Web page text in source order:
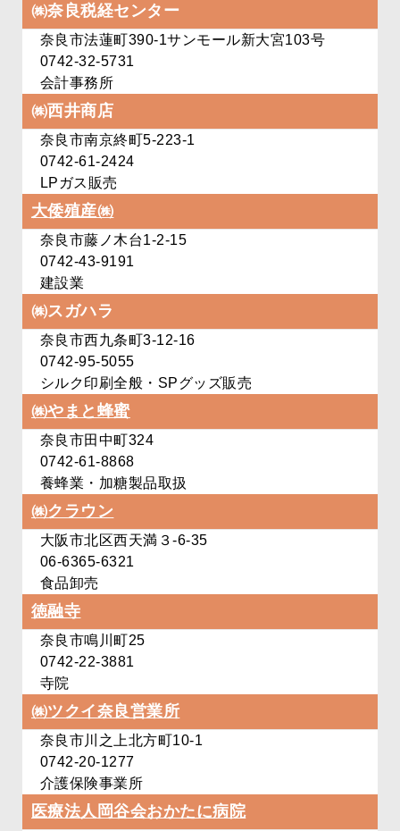
㈱奈良税経センター
奈良市法蓮町390-1サンモール新大宮103号
0742-32-5731
会計事務所
㈱西井商店
奈良市南京終町5-223-1
0742-61-2424
LPガス販売
大倭殖産㈱
奈良市藤ノ木台1-2-15
0742-43-9191
建設業
㈱スガハラ
奈良市西九条町3-12-16
0742-95-5055
シルク印刷全般・SPグッズ販売
㈱やまと蜂蜜
奈良市田中町324
0742-61-8868
養蜂業・加糖製品取扱
㈱クラウン
大阪市北区西天満３-6‐35
06-6365-6321
食品卸売
徳融寺
奈良市鳴川町25
0742-22-3881
寺院
㈱ツクイ奈良営業所
奈良市川之上北方町10-1
0742-20-1277
介護保険事業所
医療法人岡谷会おかたに病院